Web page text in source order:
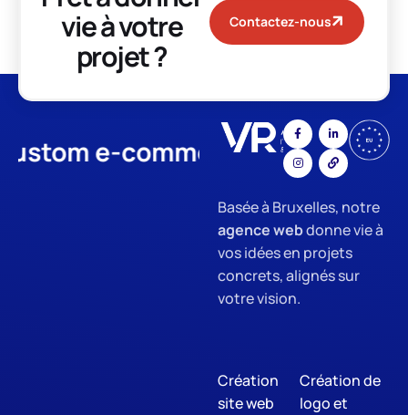
vie à votre
projet ?
Contactez-nous
e-commerce App
Basée à Bruxelles, notre
agence webdonne vie à
vos idées en projets
concrets, alignés sur
votre vision.
Création
site web
Création de
logo et